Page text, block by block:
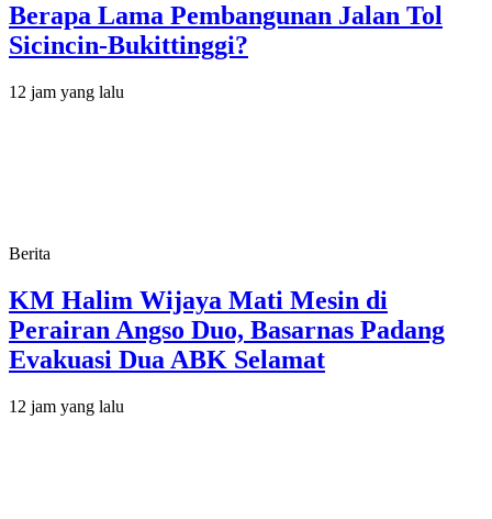
Berapa Lama Pembangunan Jalan Tol
Sicincin-Bukittinggi?
12 jam yang lalu
Berita
KM Halim Wijaya Mati Mesin di
Perairan Angso Duo, Basarnas Padang
Evakuasi Dua ABK Selamat
12 jam yang lalu